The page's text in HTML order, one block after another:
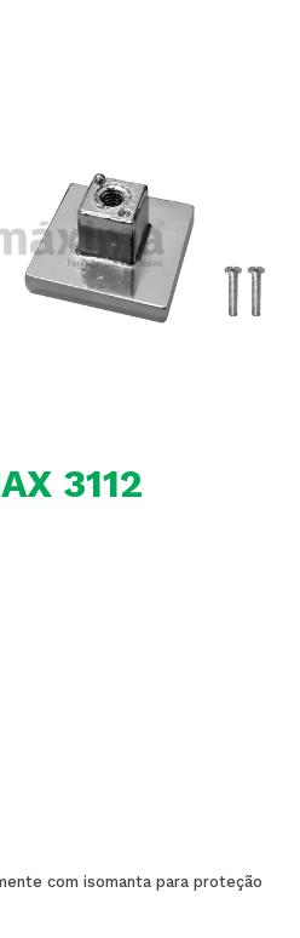
3112
com isomanta para proteção